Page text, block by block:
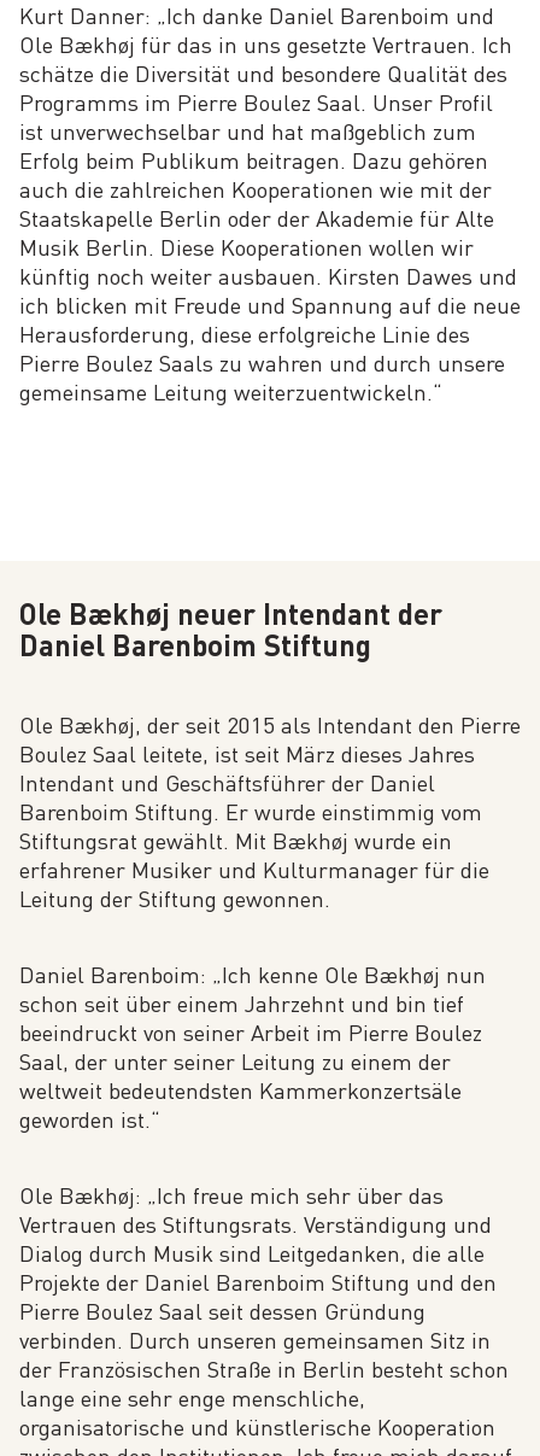
Kurt Danner: „Ich danke Daniel Barenboim und
Ole Bækhøj für das in uns gesetzte Vertrauen. Ich
schätze die Diversität und besondere Qualität des
Programms im Pierre Boulez Saal. Unser Profil
ist unverwechselbar und hat maßgeblich zum
Erfolg beim Publikum beitragen. Dazu gehören
auch die zahlreichen Kooperationen wie mit der
Staatskapelle Berlin oder der Akademie für Alte
Musik Berlin. Diese Kooperationen wollen wir
künftig noch weiter ausbauen. Kirsten Dawes und
ich blicken mit Freude und Spannung auf die neue
Herausforderung, diese erfolgreiche Linie des
Pierre Boulez Saals zu wahren und durch unsere
gemeinsame Leitung weiterzuentwickeln.“
Ole Bækhøj neuer Intendant der
Daniel Barenboim Stiftung
Ole Bækhøj, der seit 2015 als Intendant den Pierre
Boulez Saal leitete, ist seit März dieses Jahres
Intendant und Geschäftsführer der Daniel
Barenboim Stiftung. Er wurde einstimmig vom
Stiftungsrat gewählt. Mit Bækhøj wurde ein
erfahrener Musiker und Kulturmanager für die
Leitung der Stiftung gewonnen.
Daniel Barenboim: „Ich kenne Ole Bækhøj nun
schon seit über einem Jahrzehnt und bin tief
beeindruckt von seiner Arbeit im Pierre Boulez
Saal, der unter seiner Leitung zu einem der
weltweit bedeutendsten Kammerkonzertsäle
geworden ist.“
Ole Bækhøj: „Ich freue mich sehr über das
Vertrauen des Stiftungsrats. Verständigung und
Dialog durch Musik sind Leitgedanken, die alle
Projekte der Daniel Barenboim Stiftung und den
Pierre Boulez Saal seit dessen Gründung
verbinden. Durch unseren gemeinsamen Sitz in
der Französischen Straße in Berlin besteht schon
lange eine sehr enge menschliche,
organisatorische und künstlerische Kooperation